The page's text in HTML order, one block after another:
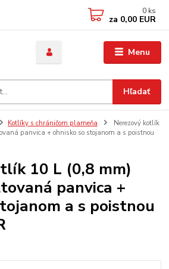
Menu
Hľadať
0 ks
za 0,00 EUR
Kotlíky s chráničom plameňa
Nerezový kotlík
panvica + ohnisko so stojanom a s poistnou
10 L (0,8 mm)
panvica +
a s poistnou